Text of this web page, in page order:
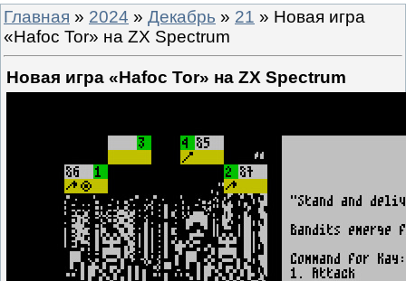
Главная » 2024 » Декабрь » 21 » Новая игра
«Hafoc Tor» на ZX Spectrum
Новая игра «Hafoc Tor» на ZX Spectrum